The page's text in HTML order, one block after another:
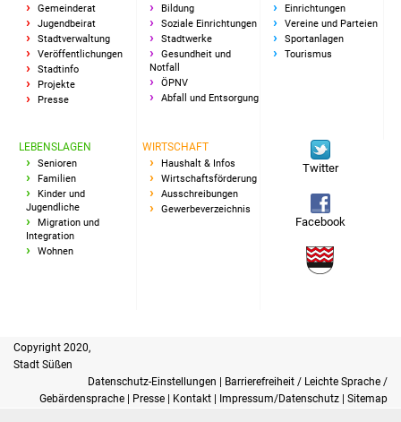
Veranstaltungen
Einrichtungen
Hallenbad
Kulturhalle
Gemeinderat
Jugendbeirat
Stadtverwaltung
Veröffentlichungen
Stadtinfo
Projekte
Presse
Bildung
Soziale Einrichtungen
Stadtwerke
Gesundheit und
Notfall
ÖPNV
Abfall und Entsorgung
Einrichtungen
Vereine und Parteien
Sportanlagen
Tourismus
LEBENSLAGEN
Senioren
Familien
Kinder und
Jugendliche
Migration und
Integration
Wohnen
WIRTSCHAFT
Haushalt & Infos
Wirtschaftsförderung
Ausschreibungen
Gewerbeverzeichnis
Twitter
Facebook
Copyright 2020,
Stadt Süßen
Datenschutz-Einstellungen
Barrierefreiheit / Leichte Sprache /
Gebärdensprache
Presse Kontakt Impressum/Datenschutz Sitemap